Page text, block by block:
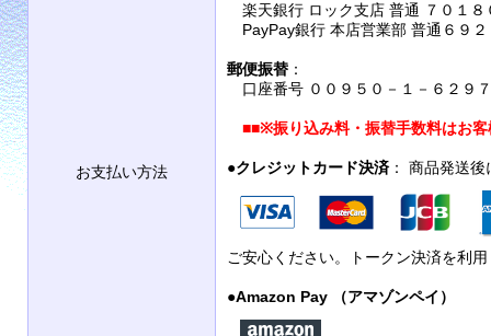
お支払い方法
楽天銀行 ロック支店 普通 ７０１８
PayPay銀行 本店営業部 普通６９
郵便振替 ：
口座番号 ００９５０－１－６２９
■■※振り込み料・振替手数料はお
●クレジットカード決済 ： 商品発送
ご安心ください。トークン決済を利
●Amazon Pay （アマゾンペイ）